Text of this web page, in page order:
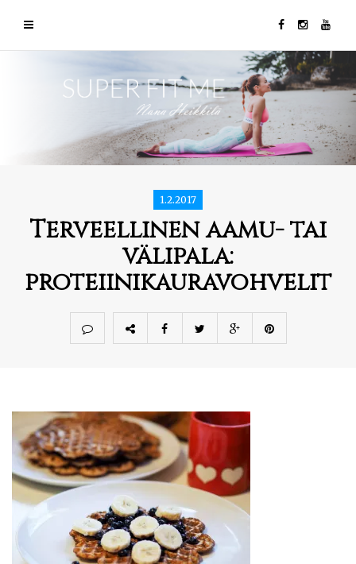
1.2.2017
Terveellinen aamu- tai
välipala:
proteiinikauravohvelit